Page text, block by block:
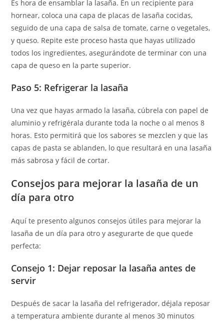
Es hora de ensamblar la lasaña. En un recipiente para
hornear, coloca una capa de placas de lasaña cocidas,
seguido de una capa de salsa de tomate, carne o vegetales,
y queso. Repite este proceso hasta que hayas utilizado
todos los ingredientes, asegurándote de terminar con una
capa de queso en la parte superior.
Paso 5: Refrigerar la lasaña
Una vez que hayas armado la lasaña, cúbrela con papel de
aluminio y refrigérala durante toda la noche o al menos 8
horas. Esto permitirá que los sabores se mezclen y que las
capas de pasta se ablanden, lo que resultará en una lasaña
más sabrosa y fácil de cortar.
Consejos para mejorar la lasaña de un
día para otro
Aquí te presento algunos consejos útiles para mejorar la
lasaña de un día para otro y asegurarte de que quede
perfecta:
Consejo 1: Dejar reposar la lasaña antes de
servir
Después de sacar la lasaña del refrigerador, déjala reposar
a temperatura ambiente durante al menos 30 minutos